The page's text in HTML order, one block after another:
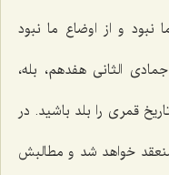
و از اوضاع ما نبود
الثانی هفدهم، بله،
قمری را بلد باشید. در
خواهد شد و مطالبش